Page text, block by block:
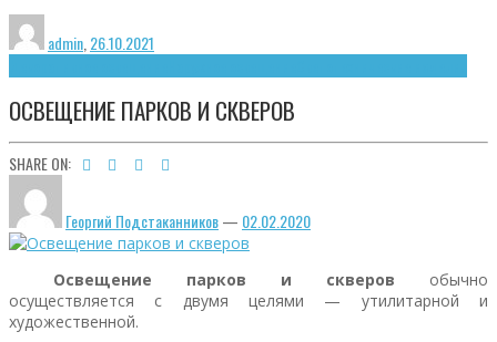
admin,26.10.2021
ОСВЕЩЕНИЕ ПАРКОВ И СКВЕРОВ
SHARE ON:
Георгий Подстаканников— 02.02.2020
Освещение парков и скверов обычно
осуществляется с двумя целями — утилитарной и
художественной.